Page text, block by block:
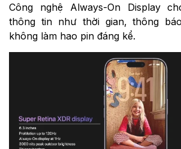
Công nghệ Always-On Display
thông tin như thời gian, thông
không làm hao pin đáng kể.